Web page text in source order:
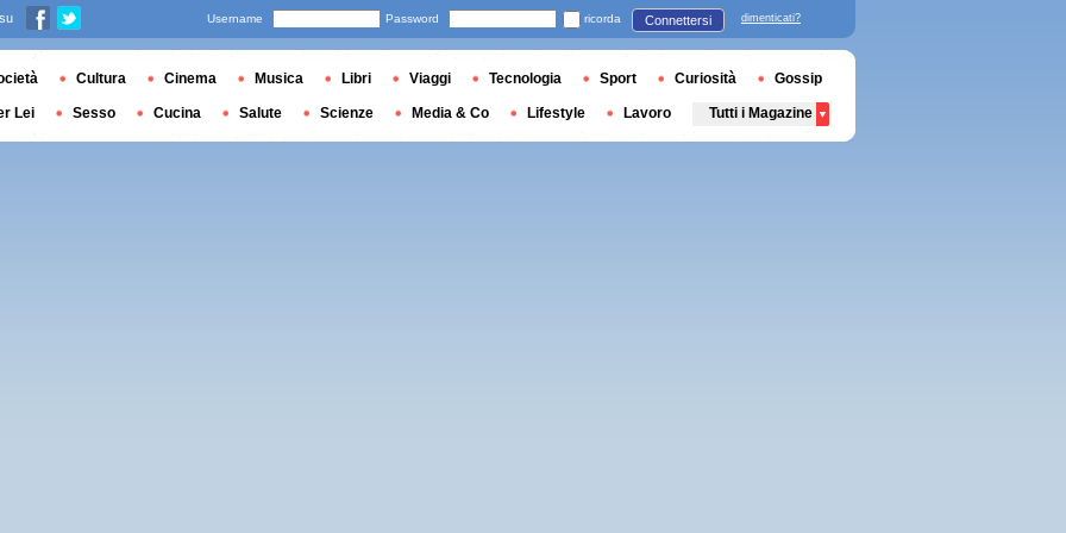
Username Password ricorda Connettersi dimenticati?
Cultura Cinema Musica Libri Viaggi Tecnologia Sport Curiosità Gossip
Lei Sesso Cucina Salute Scienze Media & Co Lifestyle Lavoro Tutti i Magazine